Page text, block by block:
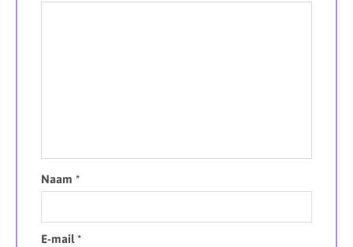
Naam *
E-mail*